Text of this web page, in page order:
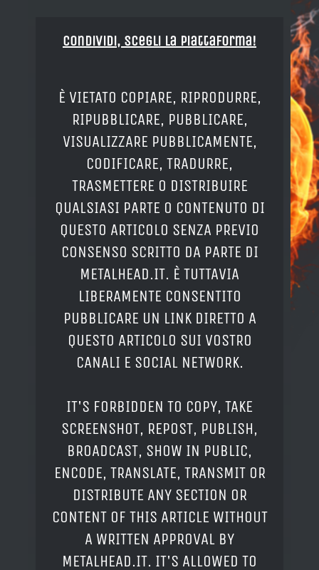
Condividi, Scegli la piattaforma!
È VIETATO COPIARE, RIPRODURRE,
RIPUBBLICARE, PUBBLICARE,
VISUALIZZARE PUBBLICAMENTE,
CODIFICARE, TRADURRE,
TRASMETTERE O DISTRIBUIRE
QUALSIASI PARTE O CONTENUTO DI
QUESTO ARTICOLO SENZA PREVIO
CONSENSO SCRITTO DA PARTE DI
METALHEAD.IT. È TUTTAVIA
LIBERAMENTE CONSENTITO
PUBBLICARE UN LINK DIRETTO A
QUESTO ARTICOLO SUI VOSTRO
CANALI E SOCIAL NETWORK.
IT'S FORBIDDEN TO COPY, TAKE
SCREENSHOT, REPOST, PUBLISH,
BROADCAST, SHOW IN PUBLIC,
ENCODE, TRANSLATE, TRANSMIT OR
DISTRIBUTE ANY SECTION OR
CONTENT OF THIS ARTICLE WITHOUT
A WRITTEN APPROVAL BY
METALHEAD.IT. IT'S ALLOWED TO